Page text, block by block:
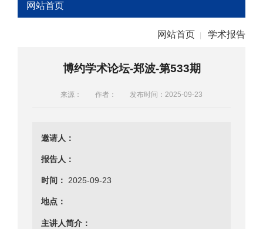
网站首页
网站首页 学术报告
博约学术论坛-郑波-第533期
来源： 作者： 发布时间：2025-09-23
邀请人：
报告人：
时间： 2025-09-23
地点：
主讲人简介：